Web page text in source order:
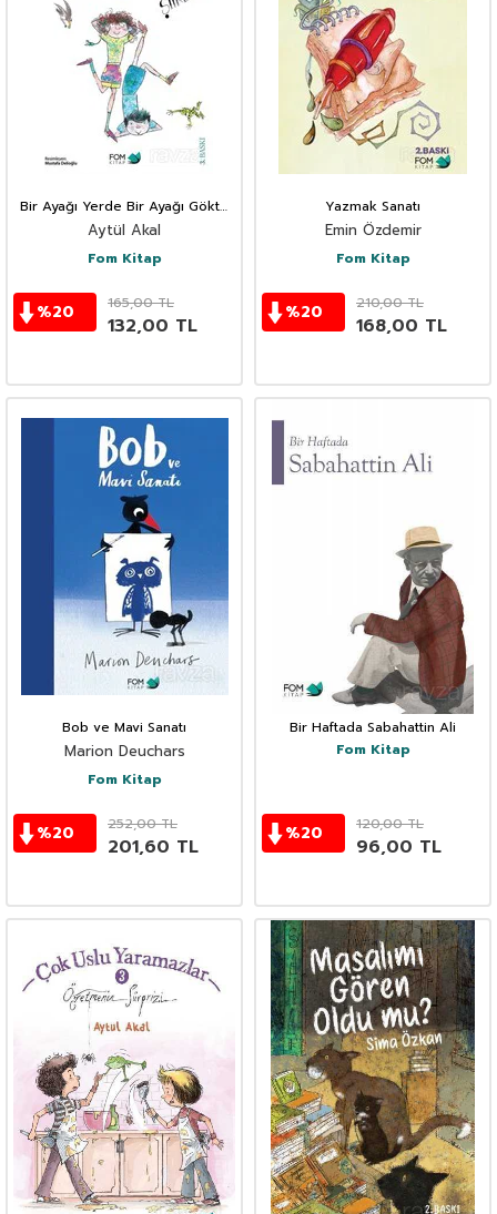
Bir Ayağı Yerde Bir Ayağı Gökte
Şiirler
Aytül Akal
Fom Kitap
%20 165,00TL
132,00 TL
Yazmak Sanatı
Emin Özdemir
Fom Kitap
%20 210,00TL
168,00 TL
Bob ve Mavi Sanatı
Marion Deuchars
Fom Kitap
%20 252,00TL
201,60 TL
Bir Haftada Sabahattin Ali
Fom Kitap
%20 120,00TL
96,00 TL